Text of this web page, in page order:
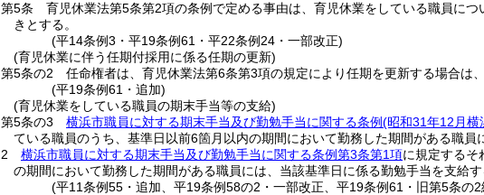
第5条
育児休業法第5条第2項の条例で定める事由は、育児休業をしている職員に
きとする。
(平14条例3・平19条例61・平22条例24・一部改正)
(育児休業に伴う任期付採用に係る任期の更新)
第5条の2
任命権者は、育児休業法第6条第3項の規定により任期を更新する場合は
(平19条例61・追加)
(育児休業をしている職員の期末手当等の支給)
第5条の3
横浜市職員に対する期末手当及び勤勉手当に関する条例(昭和31年12月横
ている職員のうち、基準日以前6箇月以内の期間において勤務した期間がある職員
2
横浜市職員に対する期末手当及び勤勉手当に関する条例第3条第1項に規定するそ
の期間において勤務した期間がある職員には、当該基準日に係る勤勉手当を支給す
(平11条例55・追加、平19条例58の2・一部改正、平19条例61・旧第5条の